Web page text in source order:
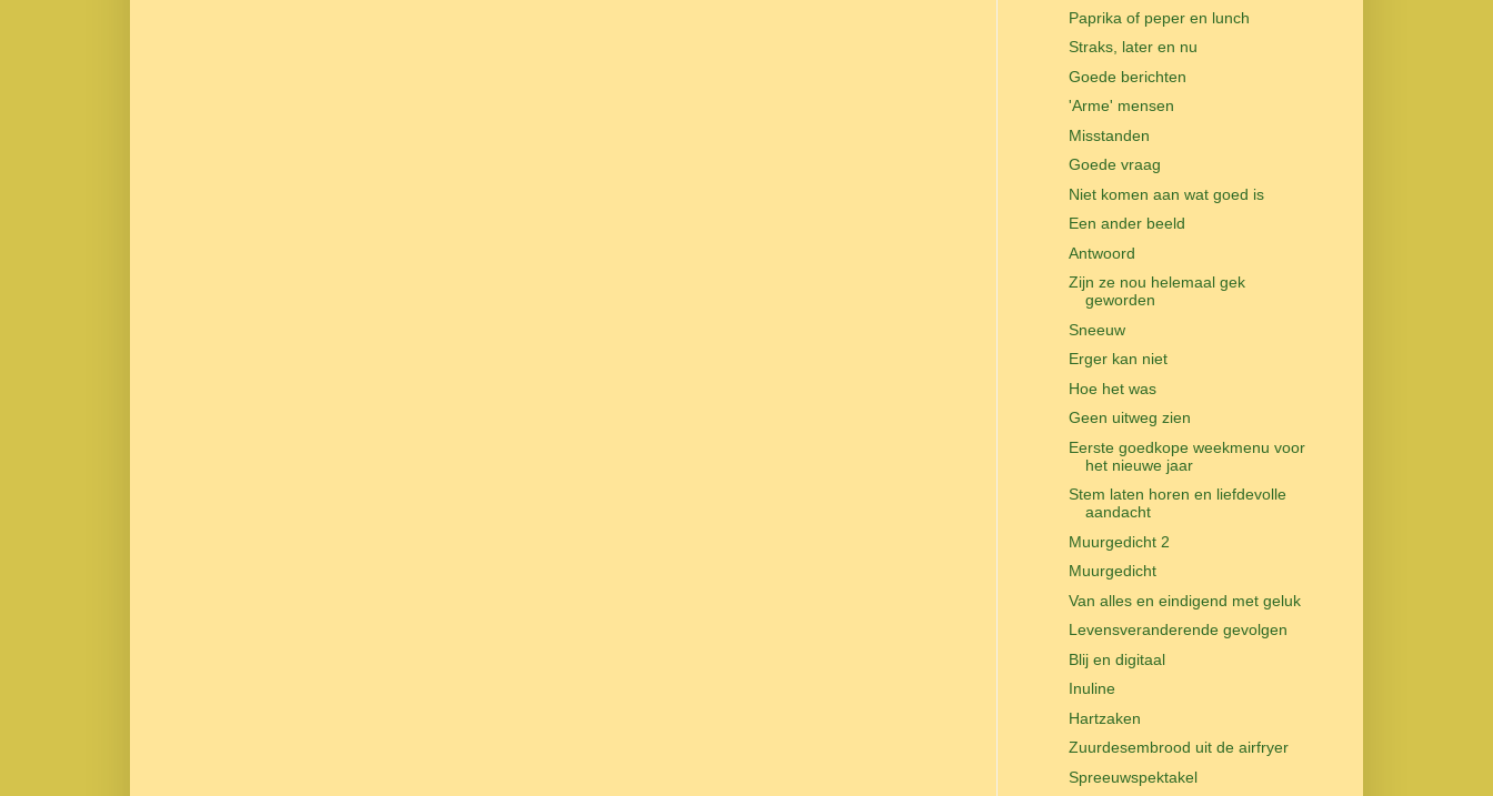
Paprika of peper en lunch
Straks, later en nu
Goede berichten
'Arme' mensen
Misstanden
Goede vraag
Niet komen aan wat goed is
Een ander beeld
Antwoord
Zijn ze nou helemaal gek
geworden
Sneeuw
Erger kan niet
Hoe het was
Geen uitweg zien
Eerste goedkope weekmenu voor
het nieuwe jaar
Stem laten horen en liefdevolle
aandacht
Muurgedicht 2
Muurgedicht
Van alles en eindigend met geluk
Levensveranderende gevolgen
Blij en digitaal
Inuline
Hartzaken
Zuurdesembrood uit de airfryer
Spreeuwspektakel